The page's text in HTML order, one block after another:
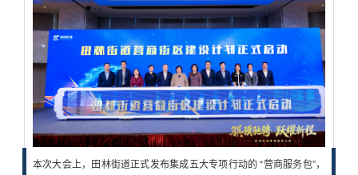
本次大会上，田林街道正式发布集成五大专项行动的 “营商服务包”，